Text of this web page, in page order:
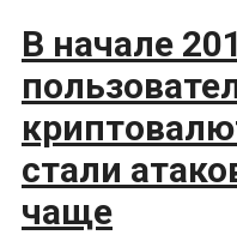
В начале
стали
чаще